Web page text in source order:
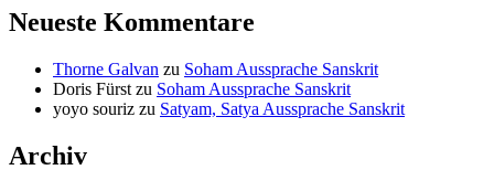
Neueste Kommentare
Thorne Galvan zu Soham Aussprache Sanskrit
Doris Fürst zu Soham Aussprache Sanskrit
yoyo souriz zu Satyam, Satya Aussprache Sanskrit
Archiv